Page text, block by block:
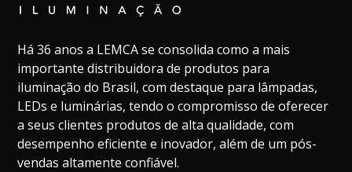
Há 36 anos a LEMCA se consolida como a mais
importante distribuidora de produtos para
iluminação do Brasil, com destaque para lâmpadas,
LEDs e luminárias, tendo o compromisso de oferecer
a seus clientes produtos de alta qualidade, com
desempenho eficiente e inovador, além de um pós-
vendas altamente confiável.